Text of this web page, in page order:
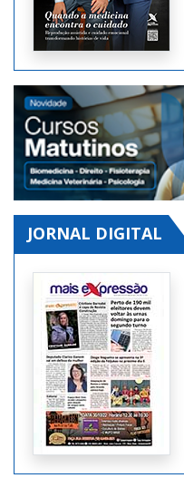
JORNAL DIGITAL